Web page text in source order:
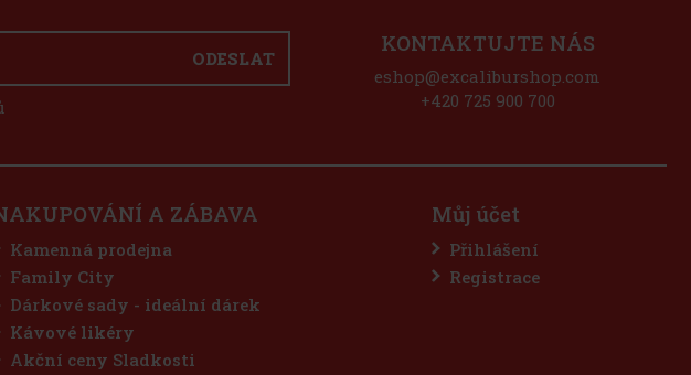
ODESLAT
KONTAKTUJTE NÁS
eshop@excaliburshop.com
+420 725 900 700
A ZÁBAVA
Kamenná prodejna
Family City
Dárkové sady - ideální dárek
Kávové likéry
Akční ceny Sladkosti
Můj účet
Přihlášení
Registrace